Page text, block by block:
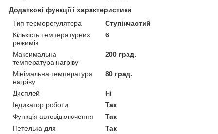
Додаткові функції і характеристики
Тип терморегулятора
Ступінчастий
Кількість температурних
режимів
6
Максимальна
температура нагріву
200 град.
Мінімальна температура
нагріву
80 град.
Дисплей
Ні
Індикатор роботи
Так
Функція автовідключення
Так
Петелька для
Так